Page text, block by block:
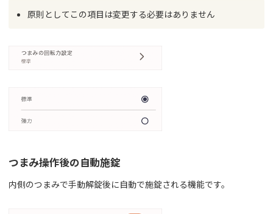
原則としてこの項目は変更する必要はありません
つまみ操作後の自動施錠
内側のつまみで手動解錠後に自動で施錠される機能です。